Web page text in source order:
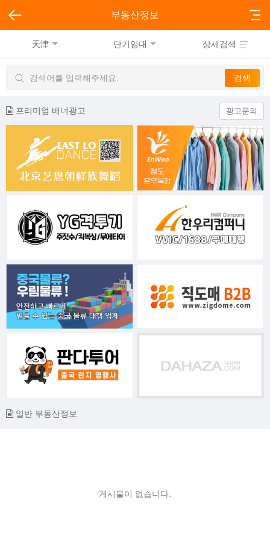
부동산정보
天津 단기임대 상세검색
프리미엄 배너광고 광고문의
일반 부동산정보
게시물이 없습니다.